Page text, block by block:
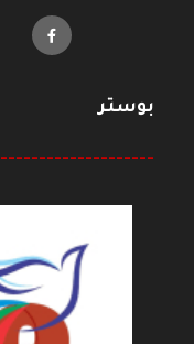
بوستر
--------------------